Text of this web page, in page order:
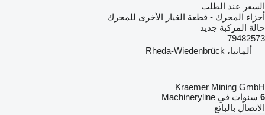
السعر عند الطلب
أجزاء المحرك - قطعة الغيار الأخرى للمحرك
حالة المركبة جديد
79482573
ألمانيا، Rheda-Wiedenbrück
Kraemer Mining GmbH
6 سنوات في Machineryline
الاتصال بالبائع